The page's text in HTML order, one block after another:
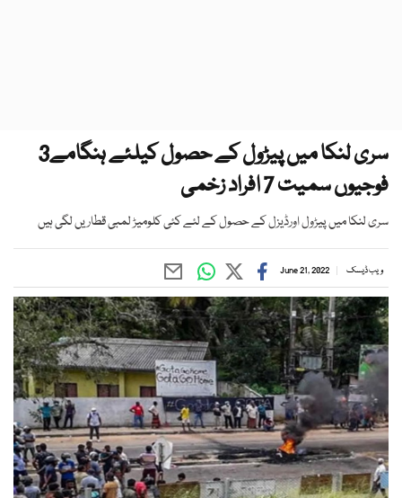
سری لنکا میں پیڑول کے حصول کیلئے ہنگامے3
فوجیوں سمیت 7 افراد زخمی
سری لنکا میں پیڑول اورڈیزل کے حصول کے لئے کئی کلومیڑ لمبی قطاریں لگی ہیں
ویب ڈیسک June 21, 2022